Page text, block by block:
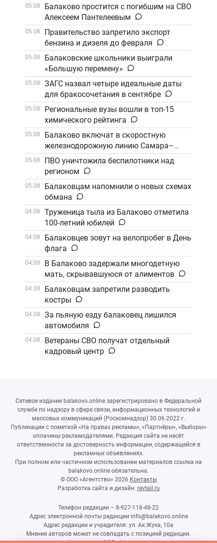
05.08
Балаково простится с погибшим на СВО
Алексеем Пантелеевым
05.08
Правительство запретило экспорт
бензина и дизеля до февраля
05.08
Балаковские школьники выиграли
«Большую перемену»
05.08
ЗАГС назвал четыре идеальные даты
для бракосочетания в сентябре
05.08
Региональные вузы вошли в топ-15
химического рейтинга
05.08
Балаково включат в скоростную
железнодорожную линию Самара–
Саратов
05.08
ПВО уничтожила беспилотники над
регионом
05.08
Балаковцам напомнили о новых схемах
обмана
04.08
Труженица тыла из Балаково отметила
100-летний юбилей
04.08
Балаковцев зовут на велопробег в День
флага
04.08
В Балаково задержали многодетную
мать, скрывавшуюся от алиментов
04.08
Балаковцам запретили разводить
костры
04.08
За пьяную езду балаковец лишился
автомобиля
04.08
Ветераны СВО получат отдельный
кадровый центр
Сетевое издание balakovo.online зарегистрировано в Федеральной
службе по надзору в сфере связи, информационных технологий и
массовых коммуникаций (Роскомнадзор) 30.06.2022 г.
Публикации с пометкой «На правах рекламы», «Партнёры», «Выборы»
оплачены рекламодателями. Редакция сайта не несёт
ответственности за достоверность информации, содержащейся в
рекламных объявлениях.
При полном или частичном использовании материалов ссылка на
balakovo.online обязательна.
© ООО «Агентство» 2026 Контакты
Разработка сайта и дизайн: revtail.ru
Телефон редакции – 8-927-118-48-22
Адрес электронной почты редакции info@balakovo.online
Адрес редакции и учредителя: ул. Ак.Жука, 10а
Мнение авторов может не совпадать с позицией редакции.